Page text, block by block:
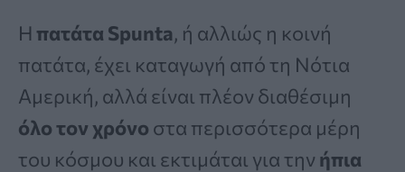
Η πατάτα Spunta, ή αλλιώς η κοινή
πατάτα, έχει καταγωγή από τη Νότια
Αμερική, αλλά είναι πλέον διαθέσιμη
όλο τον χρόνο στα περισσότερα μέρη
του κόσμου και εκτιμάται για την ήπια